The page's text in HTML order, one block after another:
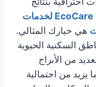
EcoCare لخدمات
هي خيارك المثالي.
السكنية الحيوية
من الأبراج
يزيد من احتمالية